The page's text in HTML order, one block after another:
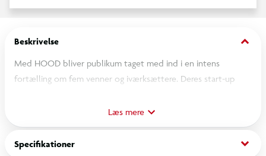
Beskrivelse keyboard_arrow_down
Med HOOD bliver publikum taget med ind i en intens
fortælling om fem venner og iværksættere. Deres start-up
kroner. En exit, der kan forandre alt lige indtil én af dem bliver
udelukket fra Exit-aftalen. Herfra udvikler situationen sig til et
nervepirrende opgør, hvor tillid, ambitioner og gamle
Læs mere
Specifikationer keyboard_arrow_down